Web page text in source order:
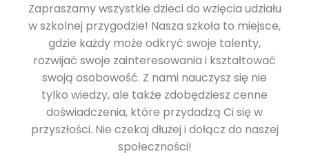
Zapraszamy wszystkie dzieci do wzięcia udziału
w szkolnej przygodzie! Nasza szkoła to miejsce,
gdzie każdy może odkryć swoje talenty,
rozwijać swoje zainteresowania i kształtować
swoją osobowość. Z nami nauczysz się nie
tylko wiedzy, ale także zdobędziesz cenne
doświadczenia, które przydadzą Ci się w
przyszłości. Nie czekaj dłużej i dołącz do naszej
społeczności!